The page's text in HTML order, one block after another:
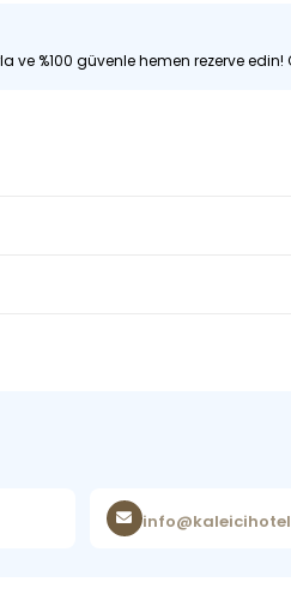
%100 güvenle hemen rezerve edin!